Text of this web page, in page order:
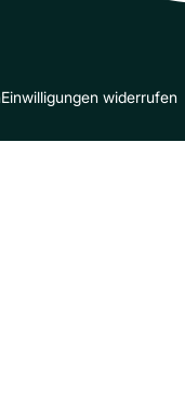
Einwilligungen widerrufen